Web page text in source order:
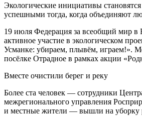
Экологические инициативы
успешными тогда, когда объединяют
19 июля Федерация за всеобщий мир в
активное участие в экологическом
Усманке: убираем, плывём, играем!».
посёлке Отрадное в рамках акции
Вместе очистили берег и реку
Более ста человек — сотрудники
межрегионального управления
и местные жители — вышли на уборку